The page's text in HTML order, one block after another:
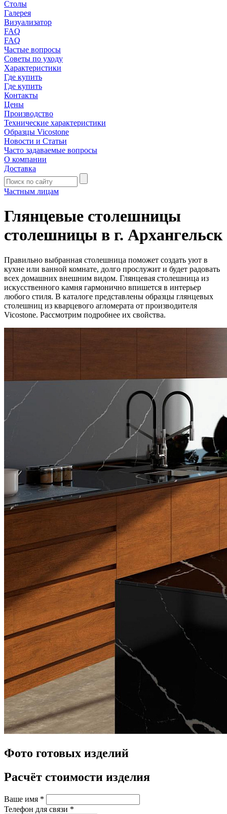
Столы
Галерея
Визуализатор
FAQ
FAQ
Частые вопросы
Советы по уходу
Характеристики
Где купить
Где купить
Контакты
Цены
Производство
Технические характеристики
Образцы Vicostone
Новости и Статьи
Часто задаваемые вопросы
О компании
Доставка
Частным лицам
Глянцевые столешницы
столешницы в г. Архангельск
Правильно выбранная столешница поможет создать уют в
кухне или ванной комнате, долго прослужит и будет радовать
всех домашних внешним видом. Глянцевая столешница из
искусственного камня гармонично впишется в интерьер
любого стиля. В каталоге представлены образцы глянцевых
столешниц из кварцевого агломерата от производителя
Vicostone. Рассмотрим подробнее их свойства.
Фото готовых изделий
Расчёт стоимости изделия
Ваше имя *
Телефон для связи *